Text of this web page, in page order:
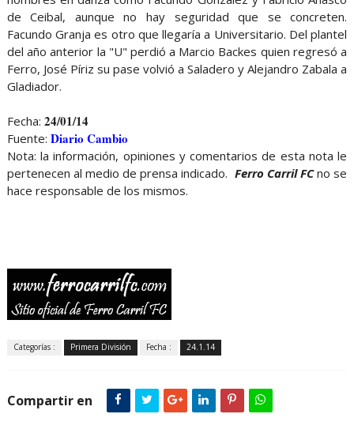
de Ceibal, aunque no hay seguridad que se concreten.
Facundo Granja es otro que llegaría a Universitario. Del plantel
del año anterior la "U" perdió a Marcio Backes quien regresó a
Ferro, José Píriz su pase volvió a Saladero y Alejandro Zabala a
Gladiador.
Fecha: 24/01/14
Fuente: Diario Cambio
Nota: la información, opiniones y comentarios de esta nota le
pertenecen al medio de prensa indicado. Ferro Carril FCno se
hace responsable de los mismos.
Categorías : Primera División Fecha : 24.1.14
Compartir en